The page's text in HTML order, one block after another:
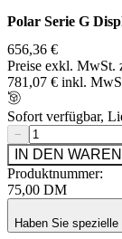
Polar Serie G
656,36 €
Preise exkl. MwSt.
781,07 € inkl.
Sofort verfügbar,
−
IN DEN
Produktnummer:
75,00 DM
Haben Sie